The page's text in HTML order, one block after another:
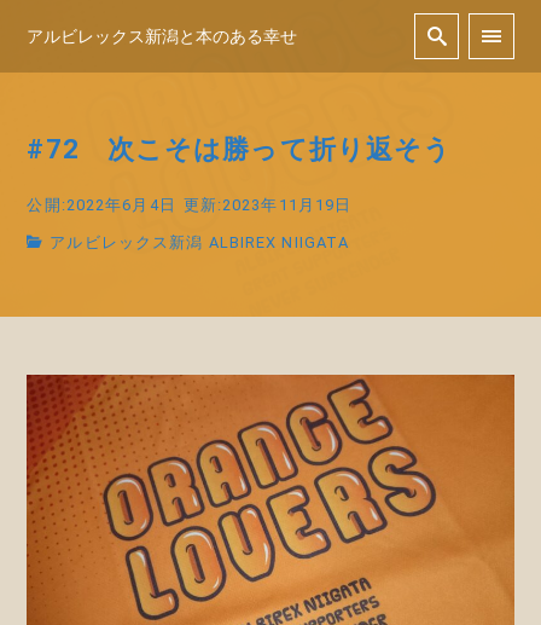
アルビレックス新潟と本のある幸せ
#72 次こそは勝って折り返そう
公開:2022年6月4日 更新:2023年11月19日
アルビレックス新潟 ALBIREX NIIGATA